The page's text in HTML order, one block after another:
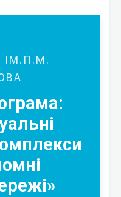
ІМ.П.М.